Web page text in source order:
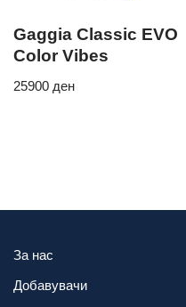
Gaggia Classic EVO
Color Vibes
25900 ден
За нас
Добавувачи